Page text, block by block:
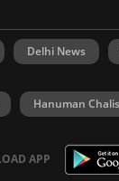
Delhi News
Hanuman
APP